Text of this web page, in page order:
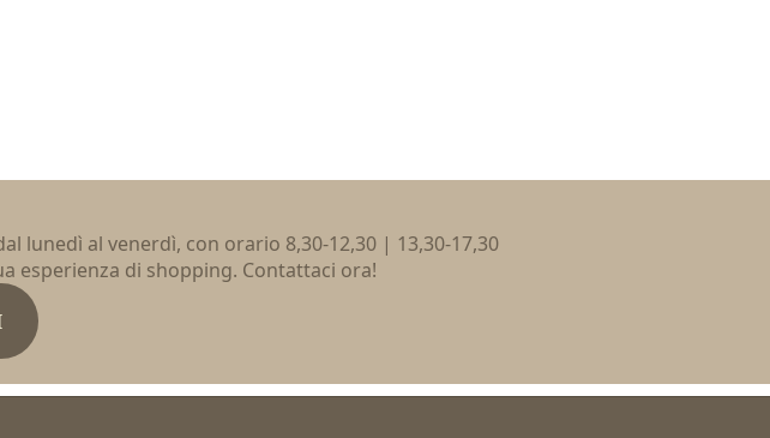
lunedì al venerdì, con orario 8,30-12,30 | 13,30-17,30
esperienza di shopping. Contattaci ora!